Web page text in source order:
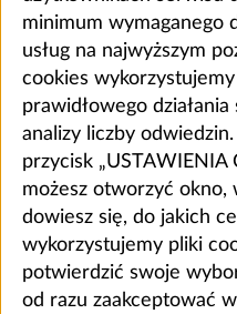
minimum wymaganego
usług na najwyższym
cookies
prawidłowego
analizy liczby
przycisk „USTAWIENIA
możesz otworzyć okno,
dowiesz się, do jakich
wykorzystujemy pliki
potwierdzić swoje
od razu zaakceptować